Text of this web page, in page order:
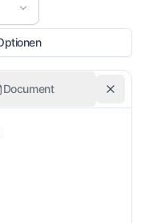
Document